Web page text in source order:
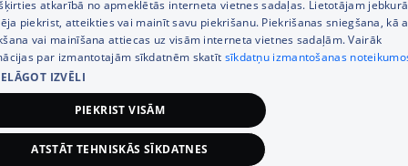
ENGLISH
atkarībā no apmeklētās interneta vietnes sadaļas. Lietotājam
piekrist, atteikties vai mainīt savu piekrišanu. Piekrišanas sniegšana, kā
vai mainīšana attiecas uz visām interneta vietnes sadaļām. Vairāk
par izmantotajām sīkdatnēm skatīt sīkdatņu izmantošanas
IZVĒLI
PIEKRIST VISĀM
ATSTĀT TEHNISKĀS SĪKDATNES